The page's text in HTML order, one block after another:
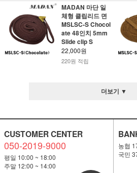
MADAN 마단 일
체형 클립리드 면
MSLSC-S Chocol
ate 48인치 5mm
Slide clip S
22,000원
220원 적립
더보기 ▼
CUSTOMER CENTER
050-2019-9000
평일 10:00 ~ 18:00
주말 12:00 ~ 14:00
농협
국민